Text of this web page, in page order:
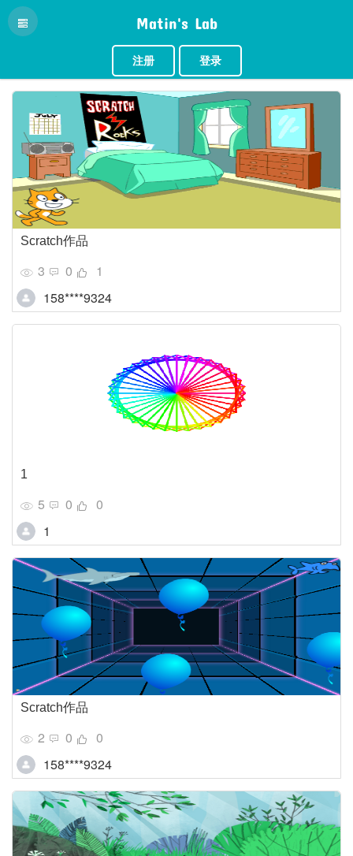
Matin's Lab
注册 登录
Scratch作品
3 0
1
158****9324
1
5 0
0
1
Scratch作品
2 0
0
158****9324